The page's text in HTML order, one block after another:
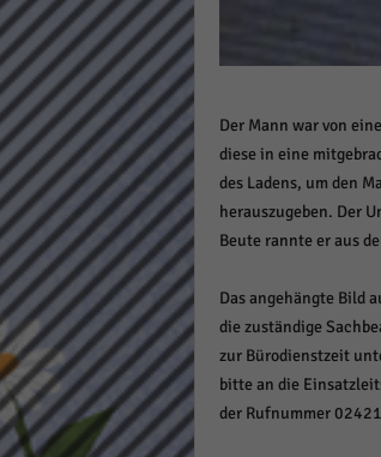
Der Mann war von
diese in eine
des Ladens, um den
herauszugeben. Der
Beute rannte er aus
Das angehängte Bild
die zuständige
zur Bürodienstzeit
bitte an die
der Rufnummer